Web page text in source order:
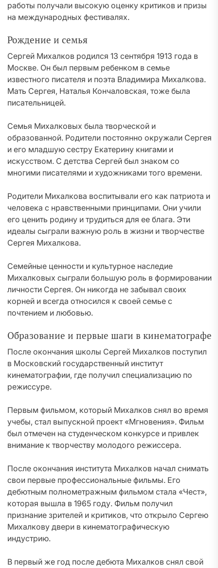
работы получали высокую оценку критиков и призы
на международных фестивалях.
Рождение и семья
Сергей Михалков родился 13 сентября 1913 года в
Москве. Он был первым ребенком в семье
известного писателя и поэта Владимира Михалкова.
Мать Сергея, Наталья Кончаловская, тоже была
писательницей.
Семья Михалковых была творческой и
образованной. Родители постоянно окружали Сергея
и его младшую сестру Екатерину книгами и
искусством. С детства Сергей был знаком со
многими писателями и художниками того времени.
Родители Михалкова воспитывали его как патриота и
человека с нравственными принципами. Они учили
его ценить родину и трудиться для ее блага. Эти
идеалы сыграли важную роль в жизни и творчестве
Сергея Михалкова.
Семейные ценности и культурное наследие
Михалковых сыграли большую роль в формировании
личности Сергея. Он никогда не забывал своих
корней и всегда относился к своей семье с
почтением и любовью.
Образование и первые шаги в кинематографе
После окончания школы Сергей Михалков поступил
в Московский государственный институт
кинематографии, где получил специализацию по
режиссуре.
Первым фильмом, который Михалков снял во время
учебы, стал выпускной проект «Мгновения». Фильм
был отмечен на студенческом конкурсе и привлек
внимание к творчеству молодого режиссера.
После окончания института Михалков начал снимать
свои первые профессиональные фильмы. Его
дебютным полнометражным фильмом стала «Чест»,
которая вышла в 1965 году. Фильм получил
признание зрителей и критиков, что открыло Сергею
Михалкову двери в кинематографическую
индустрию.
В первый же год после дебюта Михалков снял свой